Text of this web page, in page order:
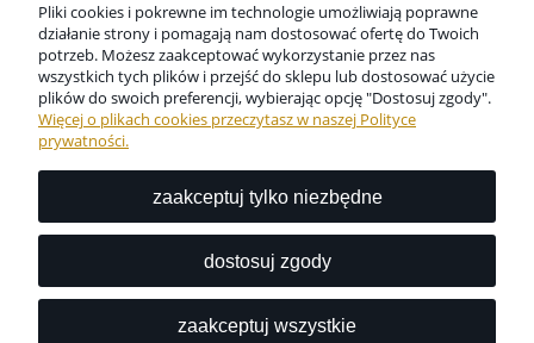
Informacje
O nas
Niezbędne zabezpieczenie dla wszystkich przedmiotów
Z nami to możliwe.
Pliki cookies i pokrewne im technologie umożliwiają poprawne
działanie strony i pomagają nam dostosować ofertę do Twoich
potrzeb. Możesz zaakceptować wykorzystanie przez nas
wszystkich tych plików i przejść do sklepu lub dostosować użycie
plików do swoich preferencji, wybierając opcję "Dostosuj zgody".
Więcej o plikach cookies przeczytasz w naszej Polityce
prywatności.
zaakceptuj tylko niezbędne
dostosuj zgody
zaakceptuj wszystkie